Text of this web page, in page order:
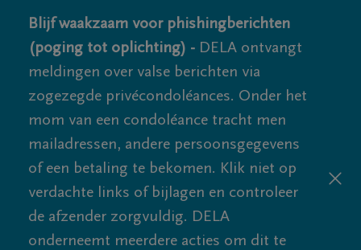
Blijf waakzaam voor phishingberichten
(poging tot oplichting) - DELA ontvangt
meldingen over valse berichten via
zogezegde privécondoléances. Onder het
mom van een condoléance tracht men
mailadressen, andere persoonsgegevens
of een betaling te bekomen. Klik niet op
verdachte links of bijlagen en controleer
de afzender zorgvuldig. DELA
onderneemt meerdere acties om dit te